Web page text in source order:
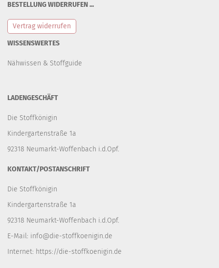
BESTELLUNG WIDERRUFEN ...
Vertrag widerrufen
WISSENSWERTES
Nähwissen & Stoffguide
LADENGESCHÄFT
Die Stoffkönigin
Kindergartenstraße 1a
92318 Neumarkt-Woffenbach i.d.Opf.
KONTAKT/POSTANSCHRIFT
Die Stoffkönigin
Kindergartenstraße 1a
92318 Neumarkt-Woffenbach i.d.Opf.
E-Mail: info@die-stoffkoenigin.de
Internet: https://die-stoffkoenigin.de